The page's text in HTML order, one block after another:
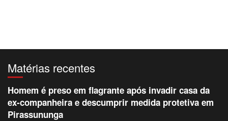
Matérias recentes
Homem é preso em flagrante após invadir casa da
ex-companheira e descumprir medida protetiva em
Pirassununga